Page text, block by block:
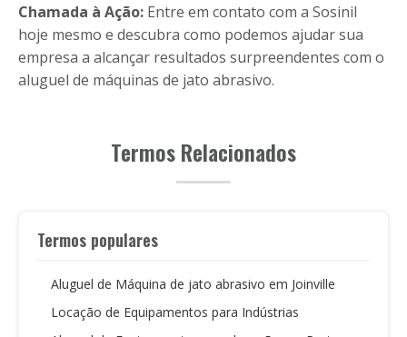
Chamada à Ação: Entre em contato com a Sosinil
hoje mesmo e descubra como podemos ajudar sua
empresa a alcançar resultados surpreendentes com o
aluguel de máquinas de jato abrasivo.
Termos Relacionados
Termos populares
Aluguel de Máquina de jato abrasivo em Joinville
Locação de Equipamentos para Indústrias